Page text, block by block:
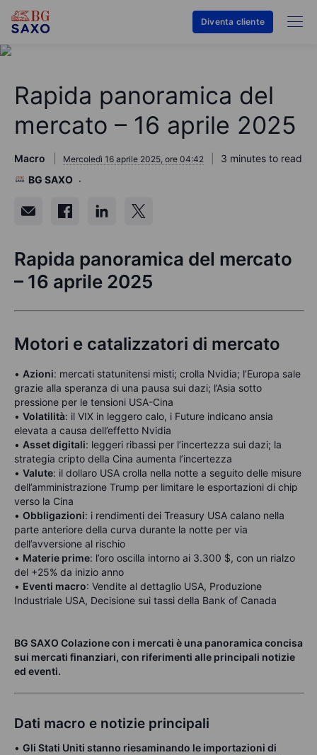
Diventa cliente
Rapida panoramica del
mercato – 16 aprile 2025
Macro Mercoledì 16 aprile 2025, ore 04:42
3 minutes to read
BG SAXO
Rapida panoramica del mercato
– 16 aprile 2025
Motori e catalizzatori di mercato
• Azioni: mercati statunitensi misti; crolla Nvidia; l’Europa sale
grazie alla speranza di una pausa sui dazi; l’Asia sotto
pressione per le tensioni USA-Cina
• Volatilità: il VIX in leggero calo, i Future indicano ansia
elevata a causa dell’effetto Nvidia
• Asset digitali: leggeri ribassi per l’incertezza sui dazi; la
strategia cripto della Cina aumenta l’incertezza
• Valute: il dollaro USA crolla nella notte a seguito delle misure
dell’amministrazione Trump per limitare le esportazioni di chip
verso la Cina
• Obbligazioni: i rendimenti dei Treasury USA calano nella
parte anteriore della curva durante la notte per via
dell’avversione al rischio
• Materie prime: l’oro oscilla intorno ai 3.300 $, con un rialzo
del +25% da inizio anno
• Eventi macro: Vendite al dettaglio USA, Produzione
Industriale USA, Decisione sui tassi della Bank of Canada
BG SAXO Colazione con i mercati è una panoramica concisa
sui mercati finanziari, con riferimenti alle principali notizie
ed eventi.
Dati macro e notizie principali
• Gli Stati Uniti stanno riesaminando le importazioni di